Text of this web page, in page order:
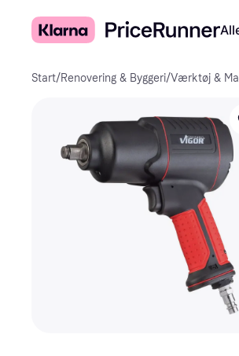
Start/Renovering & Byggeri/Værktøj &